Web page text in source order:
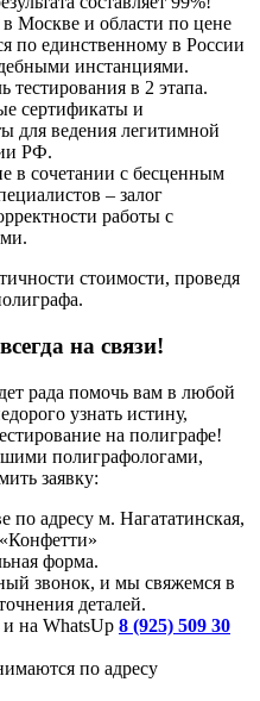
Москве и области по цене
по единственному в России
инстанциями.
в 2 этапа.
сертификаты и
для ведения легитимной
РФ.
в сочетании с бесценным
– залог
работы с
стоимости, проведя
на связи!
рада помочь вам в любой
узнать истину,
на полиграфе!
полиграфологами,
заявку:
адресу м. Нагататинская,
форма.
звонок, и мы свяжемся в
деталей.
на WhatsUp 8 (925) 509 30
по адресу